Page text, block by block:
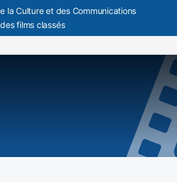
la Culture et des Communications
films classés